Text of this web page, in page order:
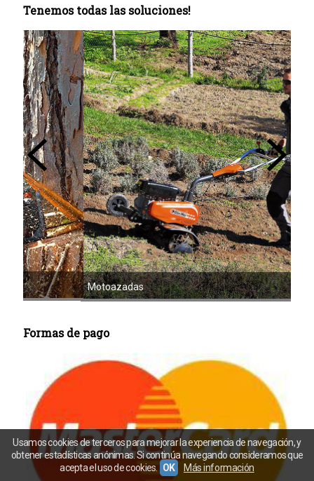
Tenemos todas las soluciones!
Motoazadas
Formas de pago
Usamos cookies de terceros para mejorar la experiencia de navegación, y
obtener estadísticas anónimas. Si continúa navegando consideramos que
acepta el uso de cookies.
OK Más información